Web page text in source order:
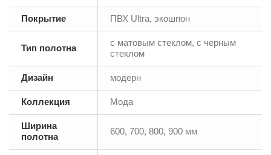
Покрытие ПВХ Ultra, экошпон
Тип полотна
с матовым стеклом, с черным
стеклом
Дизайн модерн
Коллекция Мода
Ширина
полотна
600, 700, 800, 900 мм